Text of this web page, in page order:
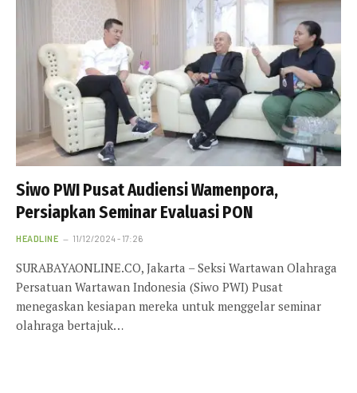
Siwo PWI Pusat Audiensi Wamenpora,
Persiapkan Seminar Evaluasi PON
HEADLINE 11/12/2024 - 17:26
SURABAYAONLINE.CO, Jakarta – Seksi Wartawan Olahraga
Persatuan Wartawan Indonesia (Siwo PWI) Pusat
menegaskan kesiapan mereka untuk menggelar seminar
olahraga bertajuk…